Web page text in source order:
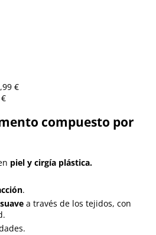
€
compuesto por
piel y cirgía plástica.
.
a través de los tejidos, con